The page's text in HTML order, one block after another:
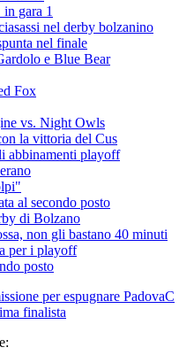
gara 1
nel derby bolzanino
nel finale
e Blue Bear
Fox
vs. Night Owls
la vittoria del Cus
abbinamenti playoff
al secondo posto
di Bolzano
non gli bastano 40 minuti
per i playoff
posto
per espugnare PadovaC
finalista